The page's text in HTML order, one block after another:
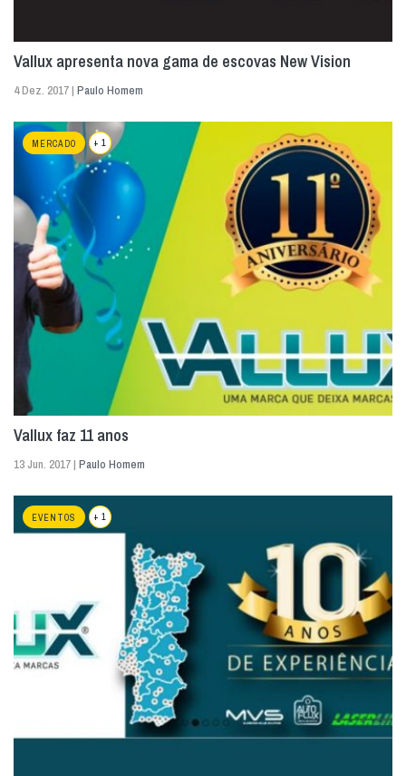
Vallux apresenta nova gama de escovas New Vision
4 Dez. 2017 | Paulo Homem
MERCADO + 1
Vallux faz 11 anos
13 Jun. 2017 | Paulo Homem
EVENTOS + 1